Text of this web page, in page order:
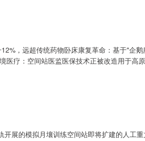
，远超传统药物卧床康复革命：基于"企
医疗：空间站医监医保技术正被改造用于高
展的模拟月壤训练空间站即将扩建的人工